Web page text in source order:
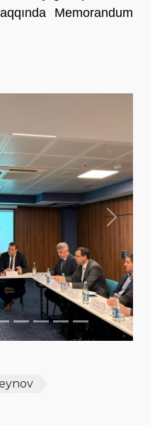
Memorandum
Next